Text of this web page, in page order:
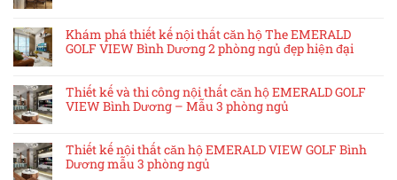
Khám phá thiết kế nội thất căn hộ The EMERALD
GOLF VIEW Bình Dương 2 phòng ngủ đẹp hiện đại
Thiết kế và thi công nội thất căn hộ EMERALD GOLF
VIEW Bình Dương – Mẫu 3 phòng ngủ
Thiết kế nội thất căn hộ EMERALD VIEW GOLF Bình
Dương mẫu 3 phòng ngủ